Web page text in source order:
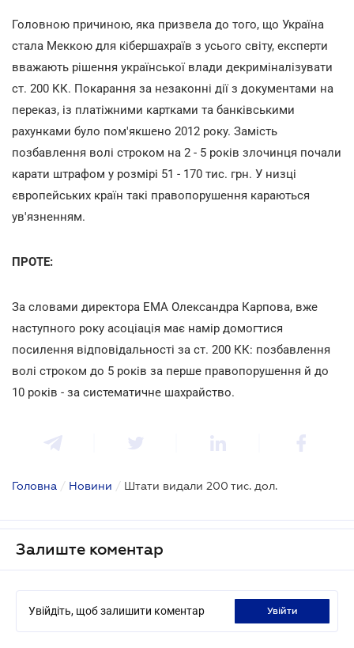
Головною причиною, яка призвела до того, що Україна
стала Меккою для кібершахраїв з усього світу, експерти
вважають рішення української влади декриміналізувати
ст. 200 КК. Покарання за незаконні дії з документами на
переказ, із платіжними картками та банківськими
рахунками було пом'якшено 2012 року. Замість
позбавлення волі строком на 2 - 5 років злочинця почали
карати штрафом у розмірі 51 - 170 тис. грн. У низці
європейських країн такі правопорушення караються
ув'язненням.
ПРОТЕ:
За словами директора ЕМА Олександра Карпова, вже
наступного року асоціація має намір домогтися
посилення відповідальності за ст. 200 КК: позбавлення
волі строком до 5 років за перше правопорушення й до
10 років - за систематичне шахрайство.
Головна / Новини / Штати видали 200 тис. дол.
Залиште коментар
Увійдіть, щоб залишити коментар увійти